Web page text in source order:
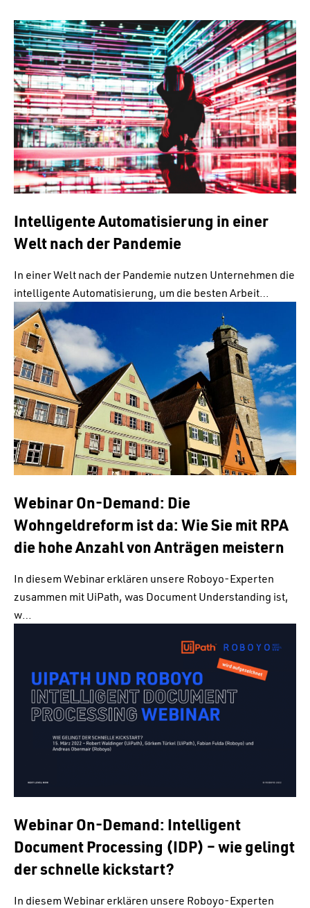
Intelligente Automatisierung in einer
Welt nach der Pandemie
In einer Welt nach der Pandemie nutzen Unternehmen die
intelligente Automatisierung, um die besten Arbeit…
Webinar On-Demand: Die
Wohngeldreform ist da: Wie Sie mit RPA
die hohe Anzahl von Anträgen meistern
In diesem Webinar erklären unsere Roboyo-Experten
zusammen mit UiPath, was Document Understanding ist,
w…
Webinar On-Demand: Intelligent
Document Processing (IDP) – wie gelingt
der schnelle kickstart?
In diesem Webinar erklären unsere Roboyo-Experten